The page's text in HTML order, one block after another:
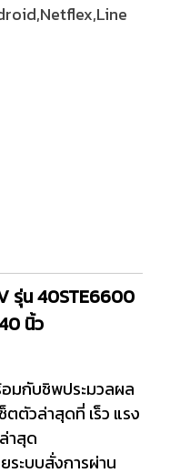
รุ่น 40STE6600
นิ้ว
มกับชิพประมวลผล
ตัวล่าสุดที่ เร็ว แรง
าสุด
ะบบสั่งการผ่าน